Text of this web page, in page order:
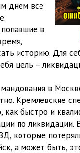
днем все
в
историю. Для
цель –
в
Кремлевские
как быстро и
по ликвидации.
которые
а может быть,